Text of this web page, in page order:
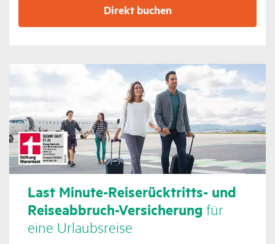
Direkt buchen
Last Minute-Reise­rück­tritts­- und
Reise­ab­bruch-Versi­che­rung für
eine Urlaubs­reise